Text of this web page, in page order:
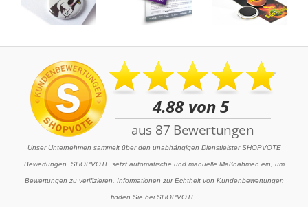
Unser Unternehmen sammelt über den unabhängigen Dienstleister SHOPVOTE
Bewertungen. SHOPVOTE setzt automatische und manuelle Maßnahmen ein, um
Bewertungen zu verifizieren. Informationen zur Echtheit von Kundenbewertungen
finden Sie bei SHOPVOTE.